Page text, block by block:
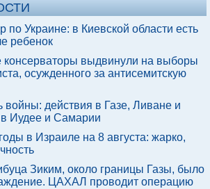
по Украине: в Киевской области есть
ребенок
консерваторы выдвинули на выборы
осужденного за антисемитскую
войны: действия в Газе, Ливане и
Иудее и Самарии
в Израиле на 8 августа: жарко,
Зиким, около границы Газы, было
ЦАХАЛ проводит операцию